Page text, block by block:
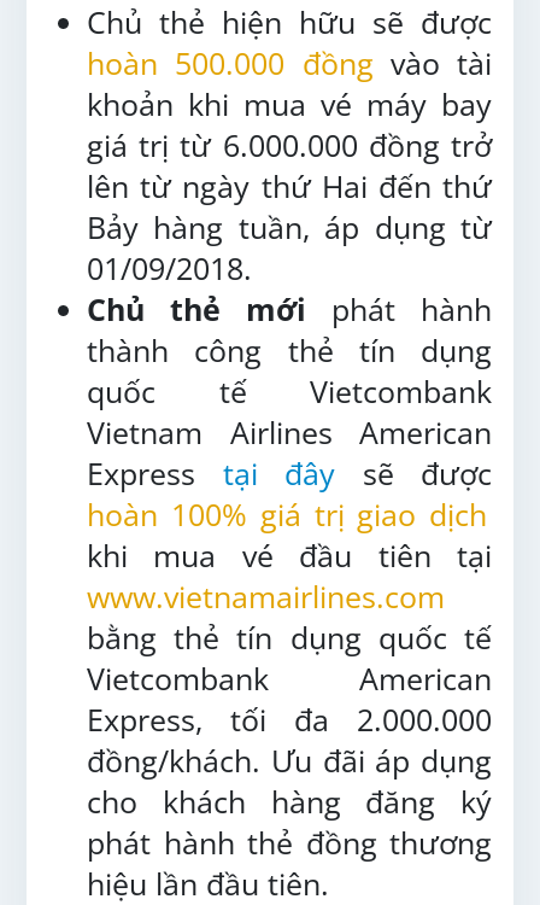
Chủ thẻ hiện hữu sẽ được
hoàn 500.000 đồng vào tài
khoản khi mua vé máy bay
giá trị từ 6.000.000 đồng trở
lên từ ngày thứ Hai đến thứ
Bảy hàng tuần, áp dụng từ
01/09/2018.
Chủ thẻ mới phát hành
thành công thẻ tín dụng
quốc tế Vietcombank
Vietnam Airlines American
Express tại đây sẽ được
hoàn 100% giá trị giao dịch
khi mua vé đầu tiên tại
www.vietnamairlines.com
bằng thẻ tín dụng quốc tế
Vietcombank American
Express, tối đa 2.000.000
đồng/khách. Ưu đãi áp dụng
cho khách hàng đăng ký
phát hành thẻ đồng thương
hiệu lần đầu tiên.